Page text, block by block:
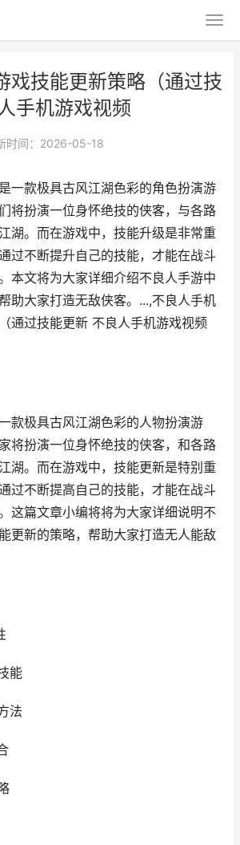
戏技能更新策略（通过技
手机游戏视频
时间：2026-05-18
一款极具古风江湖色彩的角色扮演游
将扮演一位身怀绝技的侠客，与各路
湖。而在游戏中，技能升级是非常重
过不断提升自己的技能，才能在战斗
本文将为大家详细介绍不良人手游中
助大家打造无敌侠客。...,不良人手机
通过技能更新 不良人手机游戏视频
款极具古风江湖色彩的人物扮演游
将扮演一位身怀绝技的侠客，和各路
湖。而在游戏中，技能更新是特别重
过不断提高自己的技能，才能在战斗
这篇文章小编将将为大家详细说明不
更新的策略，帮助大家打造无人能敌
能
法